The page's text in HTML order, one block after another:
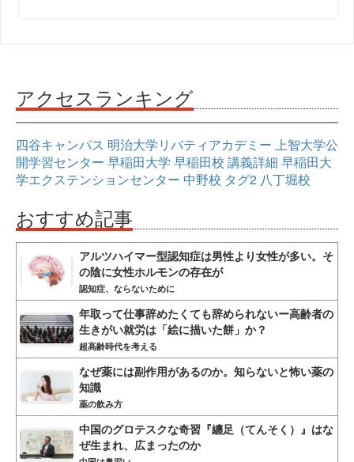
アクセスランキング
四谷キャンパス 明治大学リバティアカデミー 上智大学公
開学習センター 早稲田大学 早稲田校 講義詳細 早稲田大
学エクステンションセンター 中野校 タグ2 八丁堀校
おすすめ記事
アルツハイマー型認知症は男性より女性が多い。そ
の陰に女性ホルモンの存在が
認知症、ならないために
年取って仕事辞めたくても辞められないー高齢者の
生きがい就労は「絵に描いた餅」か？
超高齢時代を考える
なぜ薬には副作用があるのか。知らないと怖い薬の
知識
薬の飲み方
中国のグロテスクな奇習『纏足（てんそく）』はな
ぜ生まれ、広まったのか